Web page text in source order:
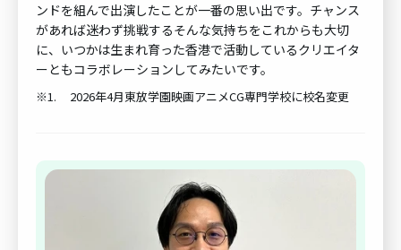
ンドを組んで出演したことが一番の思い出です。チャンス
があれば迷わず挑戦する――そんな気持ちをこれからも大切
に、いつかは生まれ育った香港で活動しているクリエイタ
ーともコラボレーションしてみたいです。
※1. 2026年4月東放学園映画アニメCG専門学校に校名変更